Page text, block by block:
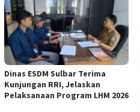
Dinas ESDM Sulbar Terima
Kunjungan RRI, Jelaskan
Pelaksanaan Program LHM 2026